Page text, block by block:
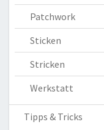
Patchwork
Sticken
Stricken
Werkstatt
Tipps & Tricks